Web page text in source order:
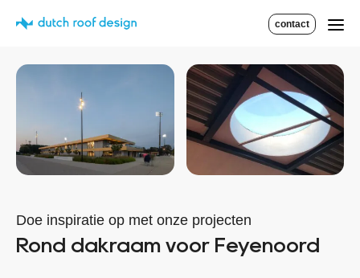
contact
Doe inspiratie op met onze projecten
Rond dakraam voor Feyenoord